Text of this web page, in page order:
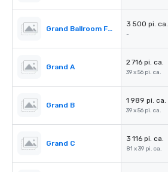
Grand Ballroom Foyer
3 500 pi. ca.
-
Grand A
2 716 pi. ca.
39 x 56 pi. ca.
Grand B
1 989 pi. ca.
39 x 56 pi. ca.
Grand C
3 116 pi. ca.
81 x 39 pi. ca.